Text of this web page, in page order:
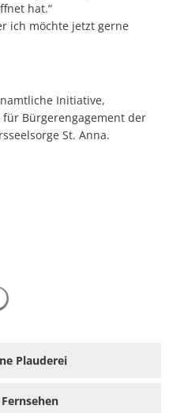
hat.“
ich möchte jetzt gerne
Initiative,
Bürgerengagement der
St. Anna.
Plauderei